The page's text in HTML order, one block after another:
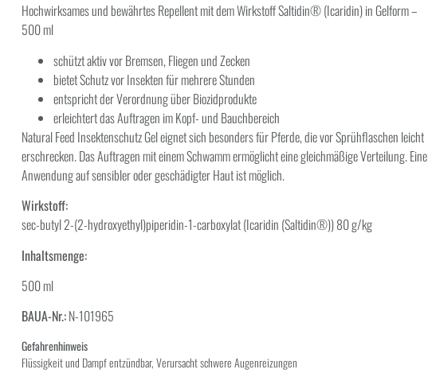
Hochwirksames und bewährtes Repellent mit dem Wirkstoff Saltidin® (Icaridin) in Gelform –
500 ml
schützt aktiv vor Bremsen, Fliegen und Zecken
bietet Schutz vor Insekten für mehrere Stunden
entspricht der Verordnung über Biozidprodukte
erleichtert das Auftragen im Kopf- und Bauchbereich
Natural Feed Insektenschutz Gel eignet sich besonders für Pferde, die vor Sprühflaschen leicht
erschrecken. Das Auftragen mit einem Schwamm ermöglicht eine gleichmäßige Verteilung. Eine
Anwendung auf sensibler oder geschädigter Haut ist möglich.
Wirkstoff:
sec-butyl 2-(2-hydroxyethyl)piperidin-1-carboxylat (Icaridin (Saltidin®)) 80 g/kg
Inhaltsmenge:
500 ml
BAUA-Nr.:N-101965
Gefahrenhinweis
Flüssigkeit und Dampf entzündbar, Verursacht schwere Augenreizungen